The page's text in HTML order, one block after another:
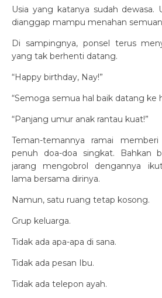
Usia yang katanya sudah dewasa.
dianggap mampu menahan
Di sampingnya, ponsel terus
yang tak berhenti datang.
“Happy birthday, Nay!”
“Semoga semua hal baik datang ke
“Panjang umur anak rantau kuat!”
Teman-temannya ramai
penuh doa-doa singkat. Bahkan
jarang mengobrol dengannya
lama bersama dirinya.
Namun, satu ruang tetap kosong.
Grup keluarga.
Tidak ada apa-apa di sana.
Tidak ada pesan Ibu.
Tidak ada telepon ayah.